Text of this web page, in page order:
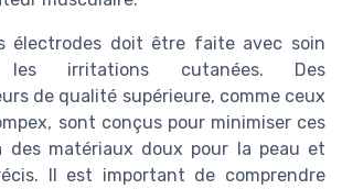
électrodes doit être faite avec soin
irritations cutanées. Des
de qualité supérieure, comme ceux
sont conçus pour minimiser ces
des matériaux doux pour la peau et
Il est important de comprendre